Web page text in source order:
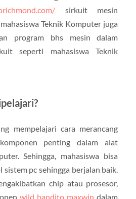
sirkuit mesin
Teknik Komputer juga
program bhs mesin dalam
seperti mahasiswa Teknik
mempelajari cara merancang
penting dalam alat
Sehingga, mahasiswa bisa
sistem pc sehingga berjalan baik.
chip atau prosesor,
wild bandito maxwin dalam